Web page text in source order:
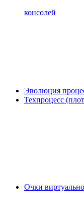
консолей
Эволюция
Техпроцесс
Очки